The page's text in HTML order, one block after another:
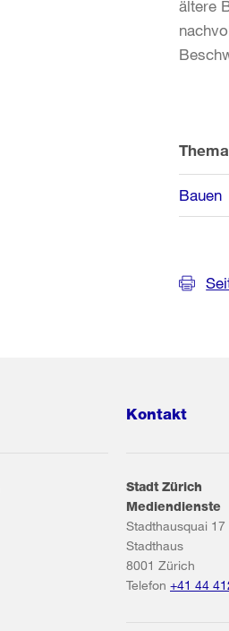
ältere
Thema
Bauen
Kontakt
Stadt Zürich
Mediendienste
Stadthausquai 17
Stadthaus
8001 Zürich
Telefon +41 44